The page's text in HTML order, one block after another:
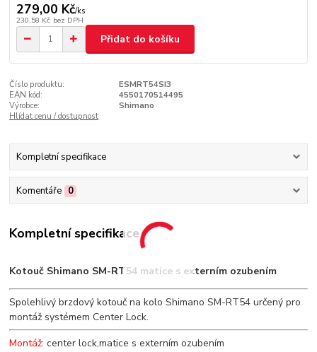
279,00 Kč/ks
230,58 Kč bez DPH
Přidat do košíku
Číslo produktu:
ESMRT54SI3
EAN kód:
4550170514495
Výrobce:
Shimano
Hlídat cenu / dostupnost
Kompletní specifikace
Komentáře 0
Kompletní specifikace
Kotouč Shimano SM-RT54 matice s externím ozubením
Spolehlivý brzdový kotouč na kolo Shimano SM-RT54 určený pro
montáž systémem Center Lock.
Montáž: center lock,matice s externím ozubením